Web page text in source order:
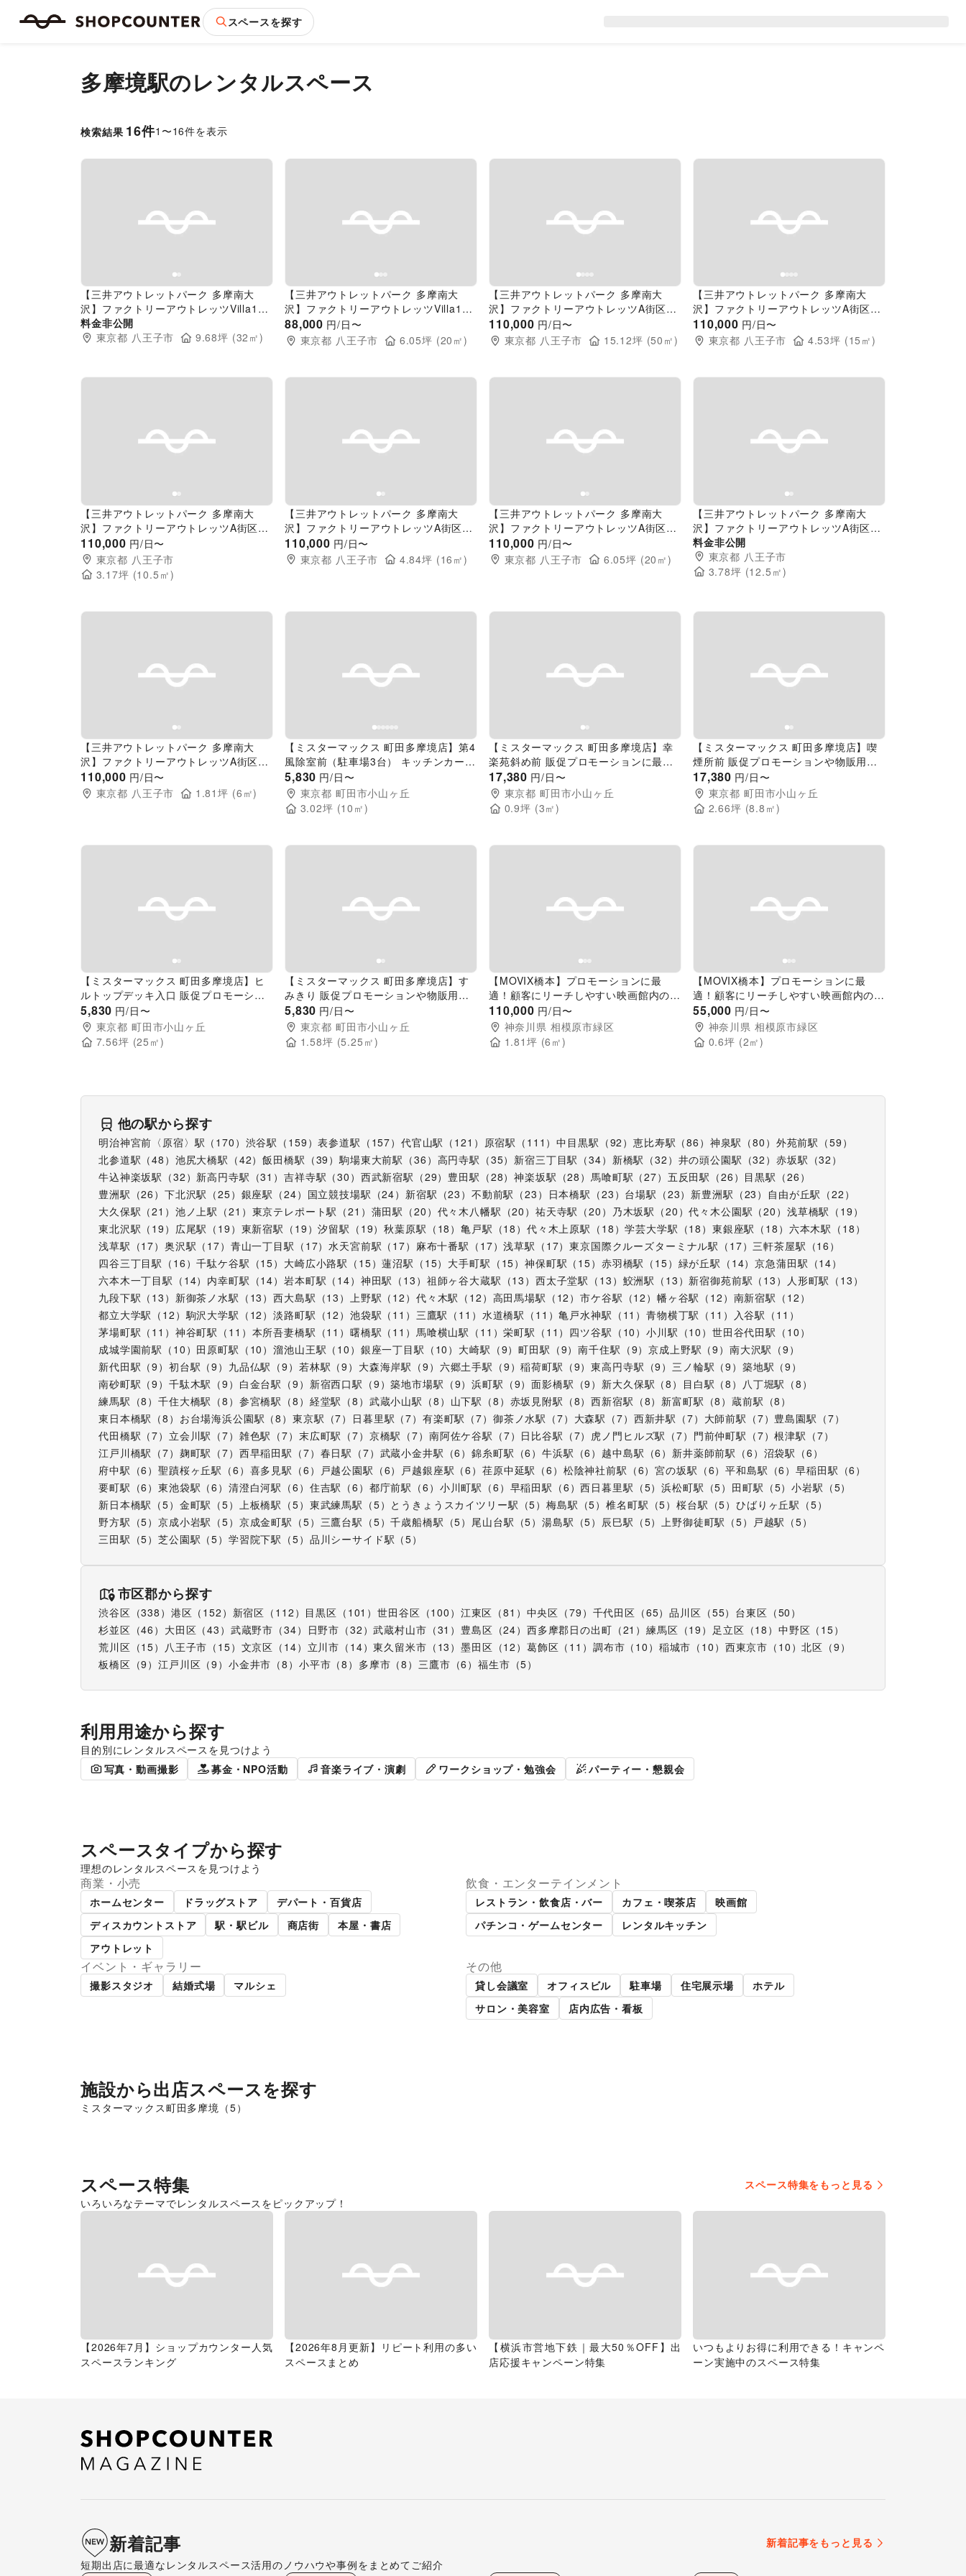
スペースを探す
多摩境駅のレンタルスペース
検索結果 16件1 〜16件を表示
Previous slide
【三井アウトレットパーク 多摩南大
沢】ファクトリーアウトレッツVilla1階
中央エスカレーター下
料金非公開
東京都 八王子市 9.68坪 (32 ㎡)
Previous slide
【三井アウトレットパーク 多摩南大
沢】ファクトリーアウトレッツVilla1階
南側連絡通路
88,000 円/日〜
東京都 八王子市 6.05坪 (20 ㎡)
Previous slide
【三井アウトレットパーク 多摩南大
沢】ファクトリーアウトレッツA街区1
階 北側共用部スペース前
110,000 円/日〜
東京都 八王子市 15.12坪 (50 ㎡)
Previous slide
【三井アウトレットパーク 多摩南大
沢】ファクトリーアウトレッツA街区1
階 南側遊具前
110,000 円/日〜
東京都 八王子市 4.53坪 (15 ㎡)
Previous slide
【三井アウトレットパーク 多摩南大
沢】ファクトリーアウトレッツA街区1
階 南側エスカレーター下
110,000 円/日〜
東京都 八王子市
3.17坪 (10.5 ㎡)
Previous slide
【三井アウトレットパーク 多摩南大
沢】ファクトリーアウトレッツA街区1
階ガラスゲート前階段脇
110,000 円/日〜
東京都 八王子市 4.84坪 (16 ㎡)
Previous slide
【三井アウトレットパーク 多摩南大
沢】ファクトリーアウトレッツA街区1
階南側入口ディレクトリー裏
110,000 円/日〜
東京都 八王子市 6.05坪 (20 ㎡)
Previous slide
【三井アウトレットパーク 多摩南大
沢】ファクトリーアウトレッツA街区1
階北側入口
料金非公開
東京都 八王子市
3.78坪 (12.5 ㎡)
Previous slide
【三井アウトレットパーク 多摩南大
沢】ファクトリーアウトレッツA街区2
階総合案内所上
110,000 円/日〜
東京都 八王子市 1.81坪 (6 ㎡)
Previous slide
【ミスターマックス 町田多摩境店】第4
風除室前（駐車場3台） キッチンカーや
車両展示に最適な総合ディスカウントス
トアの催事イベントスペース
5,830 円/日〜
東京都 町田市小山ヶ丘
3.02坪 (10 ㎡)
Previous slide
【ミスターマックス 町田多摩境店】幸
楽苑斜め前 販促プロモーションに最適
な総合ディスカウントストアの催事イベ
ントスペース
17,380 円/日〜
東京都 町田市小山ヶ丘
0.9坪 (3㎡)
Previous slide
【ミスターマックス 町田多摩境店】喫
煙所前 販促プロモーションや物販用途
に最適な総合ディスカウントストアの催
事イベントスペース
17,380 円/日〜
東京都 町田市小山ヶ丘
2.66坪 (8.8 ㎡)
Previous slide
【ミスターマックス 町田多摩境店】ヒ
ルトップデッキ入口 販促プロモーショ
ンや物販用途に最適な総合ディスカウン
トストアの催事イベントスペース
5,830 円/日〜
東京都 町田市小山ヶ丘
7.56坪 (25 ㎡)
Previous slide
【ミスターマックス 町田多摩境店】す
みきり 販促プロモーションや物販用途
に最適な総合ディスカウントストアの催
事イベントスペース
5,830 円/日〜
東京都 町田市小山ヶ丘
1.58坪 (5.25 ㎡)
Previous slide
【MOVIX橋本】プロモーションに最
適！顧客にリーチしやすい映画館内のイ
ベントスペース(6㎡)
110,000 円/日〜
神奈川県 相模原市緑区
1.81 坪 (6 ㎡)
Previous slide
【MOVIX橋本】プロモーションに最
適！顧客にリーチしやすい映画館内のイ
ベントスペース(2㎡)
55,000 円/日〜
神奈川県 相模原市緑区
0.6坪 (2㎡)
他の駅から探す
明治神宮前〈原宿〉駅 （ 170 ） 渋谷駅 （ 159 ）表参道駅 （ 157） 代官山駅 （ 121 ） 原宿駅 （ 111 ）中目黒駅 （92 ）恵比寿駅 （86 ） 神泉駅 （80 ） 外苑前駅 （59 ）
北参道駅 （48 ） 池尻大橋駅 （42）飯田橋駅 （39 ）駒場東大前駅 （36 ） 高円寺駅 （35） 新宿三丁目駅 （34） 新橋駅 （32 ） 井の頭公園駅 （32 ） 赤坂駅 （32 ）
牛込神楽坂駅 （32 ） 新高円寺駅 （31 ） 吉祥寺駅 （30 ） 西武新宿駅 （29） 豊田駅 （28）神楽坂駅 （28 ） 馬喰町駅 （27） 五反田駅 （26 ） 目黒駅 （26 ）
豊洲駅 （26 ） 下北沢駅 （25） 銀座駅 （24） 国立競技場駅 （24） 新宿駅 （23 ） 不動前駅 （23 ） 日本橋駅 （23 ） 台場駅 （23） 新豊洲駅 （23 ） 自由が丘駅 （22 ）
大久保駅 （21 ） 池ノ上駅 （21 ） 東京テレポート駅 （21 ） 蒲田駅 （20 ） 代々木八幡駅 （20 ） 祐天寺駅 （20 ） 乃木坂駅 （20 ）代々木公園駅 （20 ） 浅草橋駅 （ 19 ）
東北沢駅 （ 19 ） 広尾駅 （ 19 ） 東新宿駅 （ 19 ）汐留駅 （ 19）秋葉原駅 （ 18 ）亀戸駅 （18 ） 代々木上原駅 （ 18 ）学芸大学駅 （18 ） 東銀座駅 （ 18 ） 六本木駅 （ 18 ）
浅草駅 （17） 奥沢駅 （ 17） 青山一丁目駅 （ 17）水天宮前駅 （ 17） 麻布十番駅 （ 17）浅草駅 （ 17）東京国際クルーズターミナル駅 （ 17）三軒茶屋駅 （16 ）
四谷三丁目駅 （ 16 ）千駄ケ谷駅 （15） 大崎広小路駅 （ 15）蓮沼駅 （ 15） 大手町駅 （ 15）神保町駅 （ 15） 赤羽橋駅 （ 15） 緑が丘駅 （ 14）京急蒲田駅 （14）
六本木一丁目駅 （ 14） 内幸町駅 （14）岩本町駅 （ 14） 神田駅 （ 13 ） 祖師ヶ谷大蔵駅 （13 ） 西太子堂駅 （ 13 ） 鮫洲駅 （ 13 ） 新宿御苑前駅 （ 13 ） 人形町駅 （ 13 ）
九段下駅 （ 13 ） 新御茶ノ水駅 （ 13 ）西大島駅 （13 ） 上野駅 （ 12 ） 代々木駅 （ 12 ） 高田馬場駅 （ 12 ）市ケ谷駅 （12 ） 幡ヶ谷駅 （ 12 ） 南新宿駅 （ 12 ）
都立大学駅 （ 12 ）駒沢大学駅 （ 12 ）淡路町駅 （12 ） 池袋駅 （ 11 ） 三鷹駅 （ 11 ） 水道橋駅 （ 11 ）亀戸水神駅 （ 11 ）青物横丁駅 （ 11 ） 入谷駅 （ 11 ）
茅場町駅 （ 11 ） 神谷町駅 （ 11 ） 本所吾妻橋駅 （11 ） 曙橋駅 （ 11 ） 馬喰横山駅 （ 11 ）栄町駅 （ 11 ） 四ツ谷駅 （ 10 ）小川駅 （10 ） 世田谷代田駅 （ 10 ）
成城学園前駅 （ 10 ） 田原町駅 （ 10 ）溜池山王駅 （ 10 ） 銀座一丁目駅 （ 10 ） 大崎駅 （9）町田駅 （9）南千住駅 （9）京成上野駅 （9 ） 南大沢駅 （9 ）
新代田駅 （9 ） 初台駅 （9 ） 九品仏駅 （9 ） 若林駅 （9 ） 大森海岸駅 （9 ） 六郷土手駅 （9 ）稲荷町駅 （9）東高円寺駅 （9 ）三ノ輪駅 （9 ） 築地駅 （9 ）
南砂町駅 （9 ） 千駄木駅 （9 ） 白金台駅 （9 ） 新宿西口駅 （9 ）築地市場駅 （9）浜町駅 （9）面影橋駅 （9 ） 新大久保駅 （8 ） 目白駅 （8 ） 八丁堀駅 （8 ）
練馬駅 （8 ）千住大橋駅 （8 ） 参宮橋駅 （8 ） 経堂駅 （8 ） 武蔵小山駅 （8 ） 山下駅 （8 ） 赤坂見附駅 （8）西新宿駅 （8） 新富町駅 （8 ）蔵前駅 （8 ）
東日本橋駅 （8 ） お台場海浜公園駅 （8 ） 東京駅 （7） 日暮里駅 （7） 有楽町駅 （7） 御茶ノ水駅 （7） 大森駅 （7） 西新井駅 （7） 大師前駅 （7） 豊島園駅 （7）
代田橋駅 （7） 立会川駅 （7） 雑色駅 （7） 末広町駅 （7） 京橋駅 （7） 南阿佐ケ谷駅 （7） 日比谷駅 （7） 虎ノ門ヒルズ駅 （7） 門前仲町駅 （7）根津駅 （7）
江戸川橋駅 （7） 麹町駅 （7） 西早稲田駅 （7） 春日駅 （7） 武蔵小金井駅 （6 ）錦糸町駅 （6 ）牛浜駅 （6 ） 越中島駅 （6 ） 新井薬師前駅 （6 ） 沼袋駅 （6 ）
府中駅 （6 ）聖蹟桜ヶ丘駅 （6 ） 喜多見駅 （6 ） 戸越公園駅 （6） 戸越銀座駅 （6 ）荏原中延駅 （6 ） 松陰神社前駅 （6）宮の坂駅 （6）平和島駅 （6 ）早稲田駅 （6 ）
要町駅 （6 ）東池袋駅 （6 ） 清澄白河駅 （6 ） 住吉駅 （6 ） 都庁前駅 （6 ） 小川町駅 （6 ） 早稲田駅 （6 ）西日暮里駅 （5）浜松町駅 （5） 田町駅 （5）小岩駅 （5）
新日本橋駅 （5） 金町駅 （5） 上板橋駅 （5） 東武練馬駅 （5） とうきょうスカイツリー駅 （5）梅島駅 （5）椎名町駅 （5）桜台駅 （5）ひばりヶ丘駅 （5）
野方駅 （5）京成小岩駅 （5） 京成金町駅 （5） 三鷹台駅 （5）千歳船橋駅 （5） 尾山台駅 （5）湯島駅 （5） 辰巳駅 （5）上野御徒町駅 （5） 戸越駅 （5）
三田駅 （5）芝公園駅 （5） 学習院下駅 （5） 品川シーサイド駅 （5）
市区郡から探す
渋谷区 （338 ） 港区 （ 152 ） 新宿区 （ 112 ） 目黒区 （ 101 ）世田谷区 （100 ） 江東区 （81 ） 中央区 （79 ） 千代田区 （65）品川区 （55） 台東区 （50 ）
杉並区 （46 ） 大田区 （43 ） 武蔵野市 （34） 日野市 （32 ）武蔵村山市 （31 ） 豊島区 （24） 西多摩郡日の出町 （21 ）練馬区 （19 ） 足立区 （18 ） 中野区 （ 15）
荒川区 （15） 八王子市 （ 15） 文京区 （ 14） 立川市 （ 14）東久留米市 （ 13 ）墨田区 （12 ） 葛飾区 （ 11 ） 調布市 （ 10 ） 稲城市 （ 10 ） 西東京市 （ 10 ）北区 （9 ）
板橋区 （9 ）江戸川区 （9 ） 小金井市 （8 ） 小平市 （8 ） 多摩市 （8 ） 三鷹市 （6 ）福生市 （5）
利用用途から探す
目的別にレンタルスペースを見つけよう
ポップアップストア 食品販売 販促イベント 展示会・個展
写真・動画撮影 募金・NPO活動 音楽ライブ・演劇 ワークショップ・勉強会 パーティー・懇親会
スペースタイプから探す
理想のレンタルスペースを見つけよう
ショッピングモール スーパーマーケット ギャラリー・貸し画廊 路面店舗
商業・小売
ホームセンター ドラッグストア
デパート・百貨店
ディスカウントストア
駅・駅ビル 商店街
本屋・書店
アウトレット
飲食・エンターテインメント
レストラン・飲食店・バー カフェ・喫茶店
映画館
パチンコ・ゲームセンター
レンタルキッチン
イベント・ギャラリー
撮影スタジオ 結婚式場 マルシェ
その他
貸し会議室 オフィスビル 駐車場 住宅展示場
ホテル
サロン・美容室
店内広告・看板
施設から出店スペースを探す
ミスターマックス町田多摩境 （5）
スペース特集
スペース特集をもっと見る
いろいろなテーマでレンタルスペースをピックアップ！
【2026年7月】ショップカウンター人気
スペースランキング
【2026年8月更新】リピート利用の多い
スペースまとめ
【横浜市営地下鉄｜最大50％OFF】出
店応援キャンペーン特集
いつもよりお得に利用できる！キャンペ
ーン実施中のスペース特集
新着記事
新着記事をもっと見る
短期出店に最適なレンタルスペース活用のノウハウや事例をまとめてご紹介